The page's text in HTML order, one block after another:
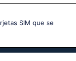
SIM que se